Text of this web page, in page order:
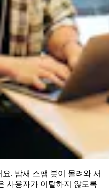
. 밤새 스팸 봇이 몰려와 서
사용자가 이탈하지 않도록